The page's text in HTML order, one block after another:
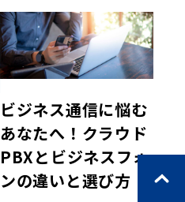
ビジネス通信に悩む
あなたへ！クラウド
PBXとビジネスフォ
ンの違いと選び方！